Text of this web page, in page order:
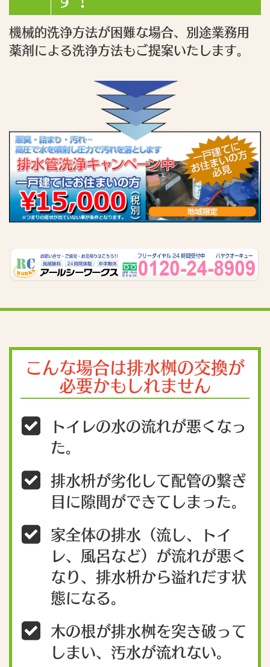
機械的洗浄方法が困難な場合、別途業務用
薬剤による洗浄方法もご提案いたします。
こんな場合は排水桝の交換が
必要かもしれません
トイレの水の流れが悪くなっ
た。
排水枡が劣化して配管の繋ぎ
目に隙間ができてしまった。
家全体の排水（流し、トイ
レ、風呂など）が流れが悪く
なり、排水枡から溢れだす状
態になる。
木の根が排水桝を突き破って
しまい、汚水が流れない。